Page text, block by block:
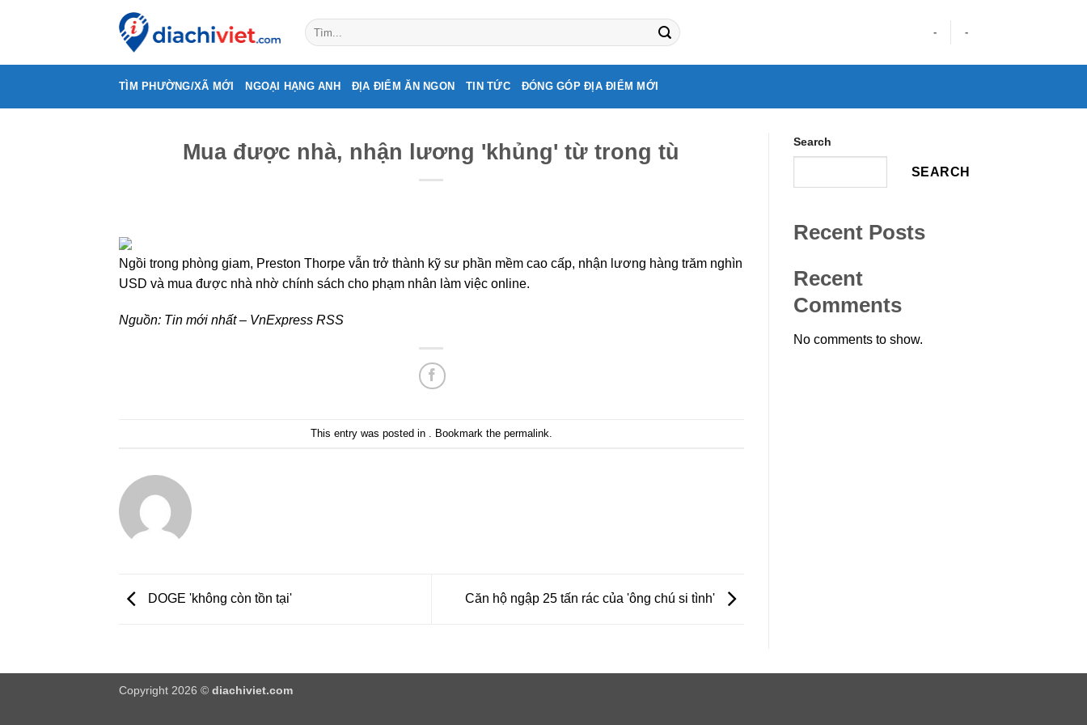
- -
TÌM PHƯỜNG/XÃ MỚI NGOẠI HẠNG ANH ĐỊA ĐIỂM ĂN NGON TIN TỨC ĐÓNG GÓP ĐỊA ĐIỂM MỚI
Mua được nhà, nhận lương 'khủng' từ trong tù
Ngồi trong phòng giam, Preston Thorpe vẫn trở thành kỹ sư phần mềm cao cấp, nhận lương hàng trăm nghìn
USD và mua được nhà nhờ chính sách cho phạm nhân làm việc online.
Nguồn: Tin mới nhất – VnExpress RSS
This entry was posted in . Bookmark the permalink
DOGE 'không còn tồn tại' Căn hộ ngập 25 tấn rác của 'ông chú si tình'
Search
SEARCH
Recent Posts
Recent
Comments
No comments to show.
Copyright 2026 © diachiviet.com